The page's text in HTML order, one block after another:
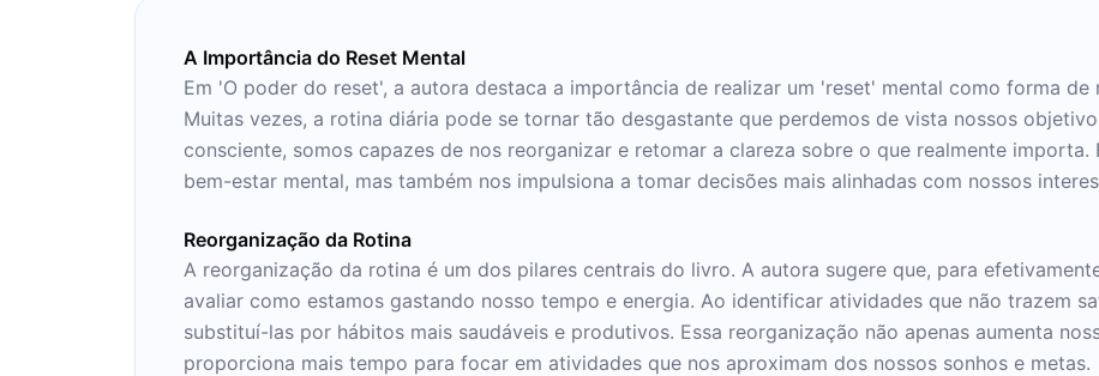
A Importância do Reset Mental
Em 'O poder do reset', a autora destaca a importância de realizar um 'reset' mental como forma
Muitas vezes, a rotina diária pode se tornar tão desgastante que perdemos de vista nossos
consciente, somos capazes de nos reorganizar e retomar a clareza sobre o que realmente importa.
bem-estar mental, mas também nos impulsiona a tomar decisões mais alinhadas com nossos
Reorganização da Rotina
A reorganização da rotina é um dos pilares centrais do livro. A autora sugere que, para
avaliar como estamos gastando nosso tempo e energia. Ao identificar atividades que não trazem
substituí-las por hábitos mais saudáveis e produtivos. Essa reorganização não apenas aumenta
proporciona mais tempo para focar em atividades que nos aproximam dos nossos sonhos e metas.